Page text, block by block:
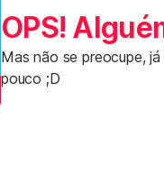
OPS!
Mas não se preocupe,
pouco ;D